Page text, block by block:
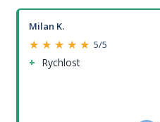
Milan K.
★ ★ ★ ★ ★ 5/5
Rychlost